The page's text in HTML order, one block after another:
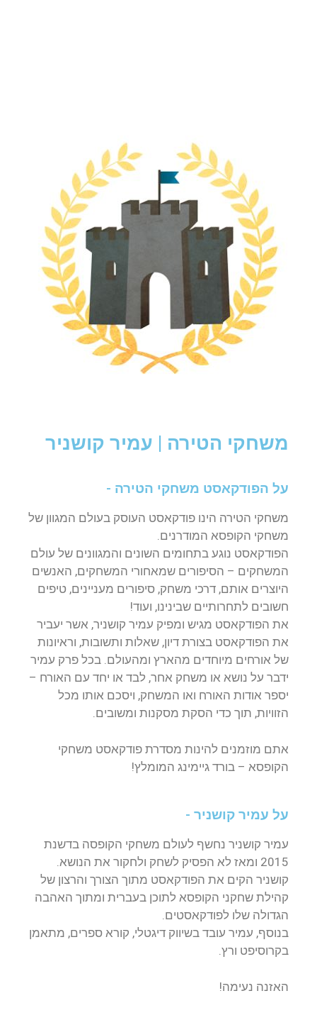
משחקי הטירה | עמיר קושניר
על הפודקאסט משחקי הטירה -
משחקי הטירה הינו פודקאסט העוסק בעולם המגוון של
משחקי הקופסא המודרנים.
הפודקאסט נוגע בתחומים השונים והמגוונים של עולם
המשחקים – הסיפורים שמאחורי המשחקים, האנשים
היוצרים אותם, דרכי משחק, סיפורים מעניינים, טיפים
חשובים לתחרותיים שבינינו, ועוד!
את הפודקאסט מגיש ומפיק עמיר קושניר, אשר יעביר
את הפודקאסט בצורת דיון, שאלות ותשובות, וראיונות
של אורחים מיוחדים מהארץ ומהעולם. בכל פרק עמיר
ידבר על נושא או משחק אחר, לבד או יחד עם האורח –
יספר אודות האורח ואו המשחק, ויסכם אותו מכל
הזוויות, תוך כדי הסקת מסקנות ומשובים.
אתם מוזמנים להינות מסדרת פודקאסט משחקי
הקופסא – בורד גיימינג המומלץ!
על עמיר קושניר -
עמיר קושניר נחשף לעולם משחקי הקופסה בדשנת
2015 ומאז לא הפסיק לשחק ולחקור את הנושא.
קושניר הקים את הפודקאסט מתוך הצורך והרצון של
קהילת שחקני הקופסא לתוכן בעברית ומתוך האהבה
הגדולה שלו לפודקאסטים.
בנוסף, עמיר עובד בשיווק דיגטלי, קורא ספרים, מתאמן
בקרוסיפט ורץ.
האזנה נעימה!